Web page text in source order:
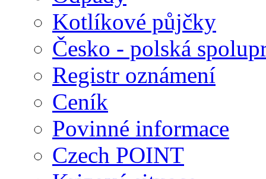
Kotlíkové půjčky
Česko - polská
Registr oznámení
Ceník
Povinné informace
Czech POINT